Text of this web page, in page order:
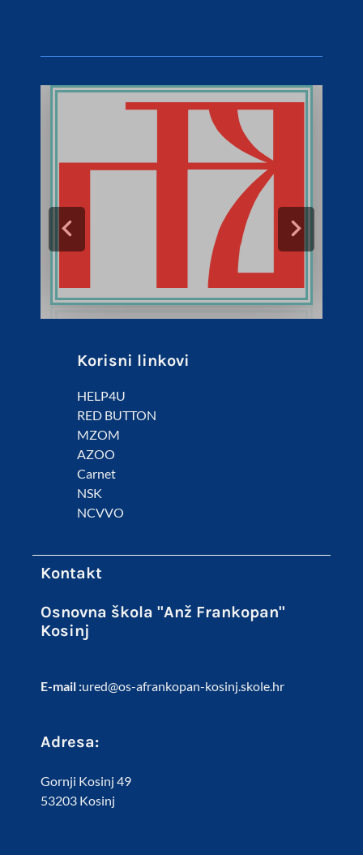
GPP i Kurikulum
Korisni linkovi
HELP4U
RED BUTTON
MZOM
AZOO
Carnet
NSK
NCVVO
Kontakt
Osnovna škola "Anž Frankopan"
Kosinj
E-mail :ured@os-afrankopan-kosinj.skole.hr
Adresa:
Gornji Kosinj 49
53203 Kosinj